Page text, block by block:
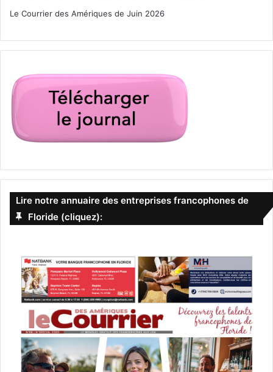
Le Courrier des Amériques de Juin 2026
Lire notre annuaire des entreprises francophones de
Floride (cliquez):